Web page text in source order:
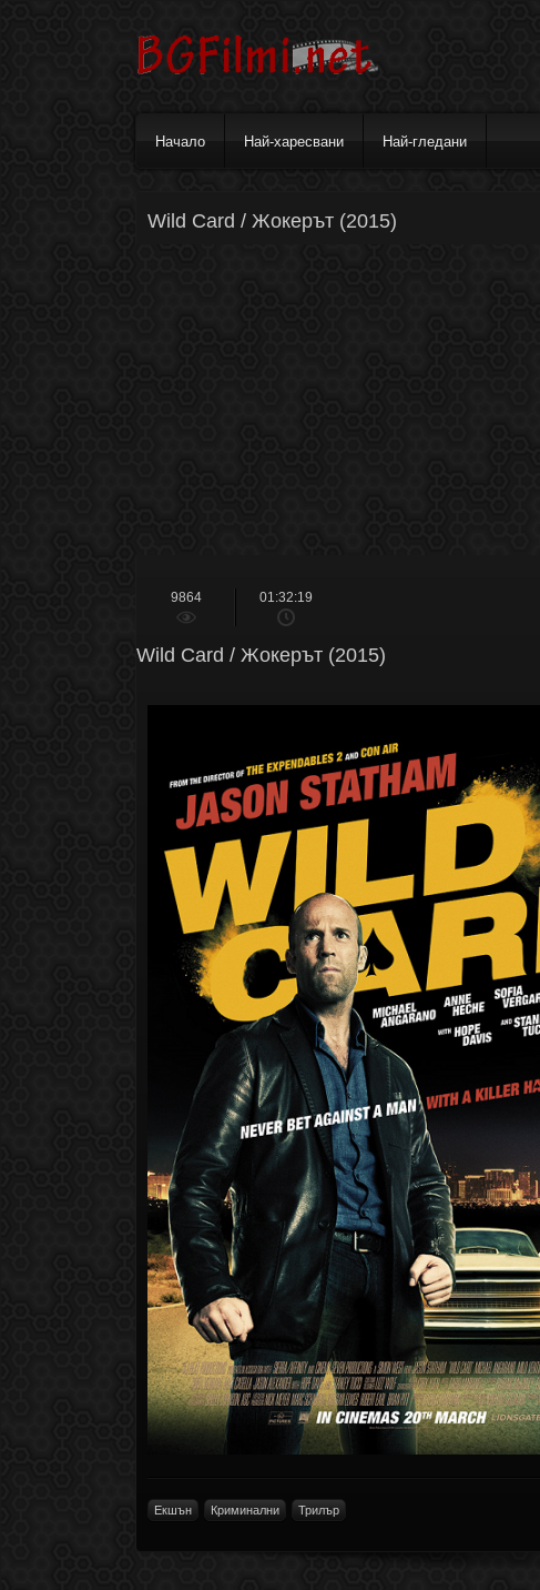
Начало Най-харесвани Най-гледани
Wild Card / Жокерът (2015)
9864 01:32:19
Wild Card / Жокерът (2015)
Екшън Криминални Трилър